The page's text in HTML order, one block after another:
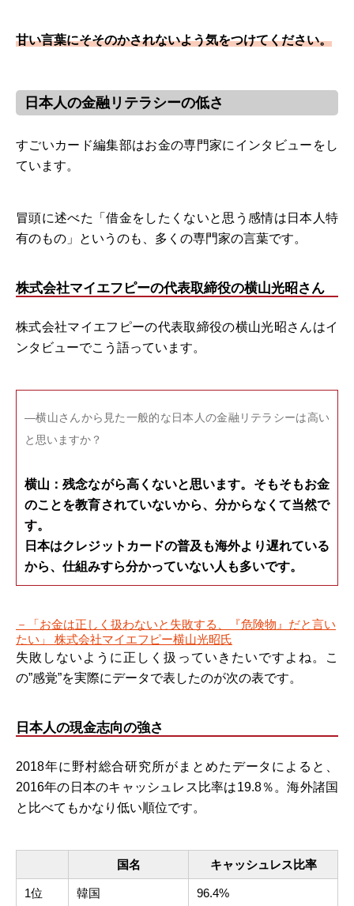
甘い言葉にそそのかされないよう気をつけてください。
日本人の金融リテラシーの低さ
すごいカード編集部はお金の専門家にインタビューをし
ています。
冒頭に述べた「借金をしたくないと思う感情は日本人特
有のもの」というのも、多くの専門家の言葉です。
株式会社マイエフピーの代表取締役の横山光昭さん
株式会社マイエフピーの代表取締役の横山光昭さんはイ
ンタビューでこう語っています。
―横山さんから見た一般的な日本人の金融リテラシーは高い
と思いますか？
横山：残念ながら高くないと思います。そもそもお金
のことを教育されていないから、分からなくて当然で
す。
日本はクレジットカードの普及も海外より遅れている
から、仕組みすら分かっていない人も多いです。
－「お金は正しく扱わないと失敗する、『危険物』だと言い
たい」 株式会社マイエフピー横山光昭氏
失敗しないように正しく扱っていきたいですよね。こ
の”感覚”を実際にデータで表したのが次の表です。
日本人の現金志向の強さ
2018年に野村総合研究所がまとめたデータによると、
2016年の日本のキャッシュレス比率は19.8％。海外諸国
と比べてもかなり低い順位です。
国名 キャッシュレス比率
1位 韓国 96.4%